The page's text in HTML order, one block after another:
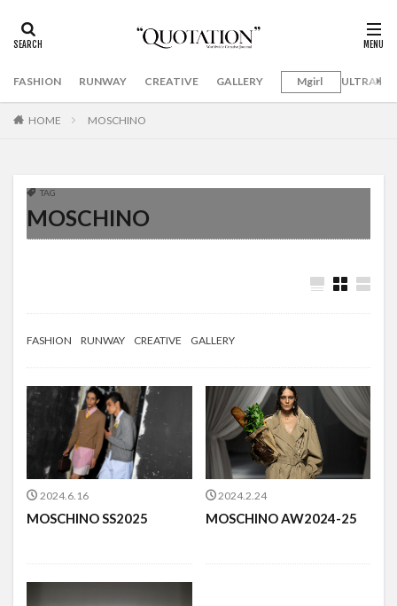
FASHION RUNWAY CREATIVE GALLERY Mgirl
HOME MOSCHINO
TAG
MOSCHINO
FASHION RUNWAY CREATIVE GALLERY
2024.6.16
MOSCHINO SS2025
2024.2.24
MOSCHINO AW2024-25